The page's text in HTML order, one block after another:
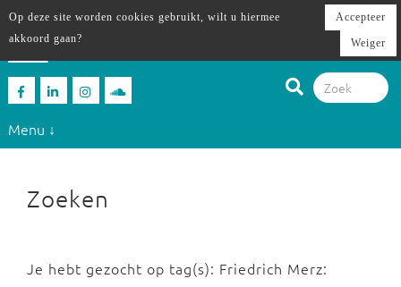
Menu ↓
Zoeken
Je hebt gezocht op tag(s): Friedrich Merz:
Op deze site worden cookies gebruikt, wilt u hiermee
akkoord gaan?
Accepteer
Weiger